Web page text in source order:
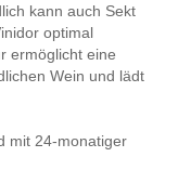
kann auch Sekt
optimal
ermöglicht eine
Wein und lädt
mit 24-monatiger